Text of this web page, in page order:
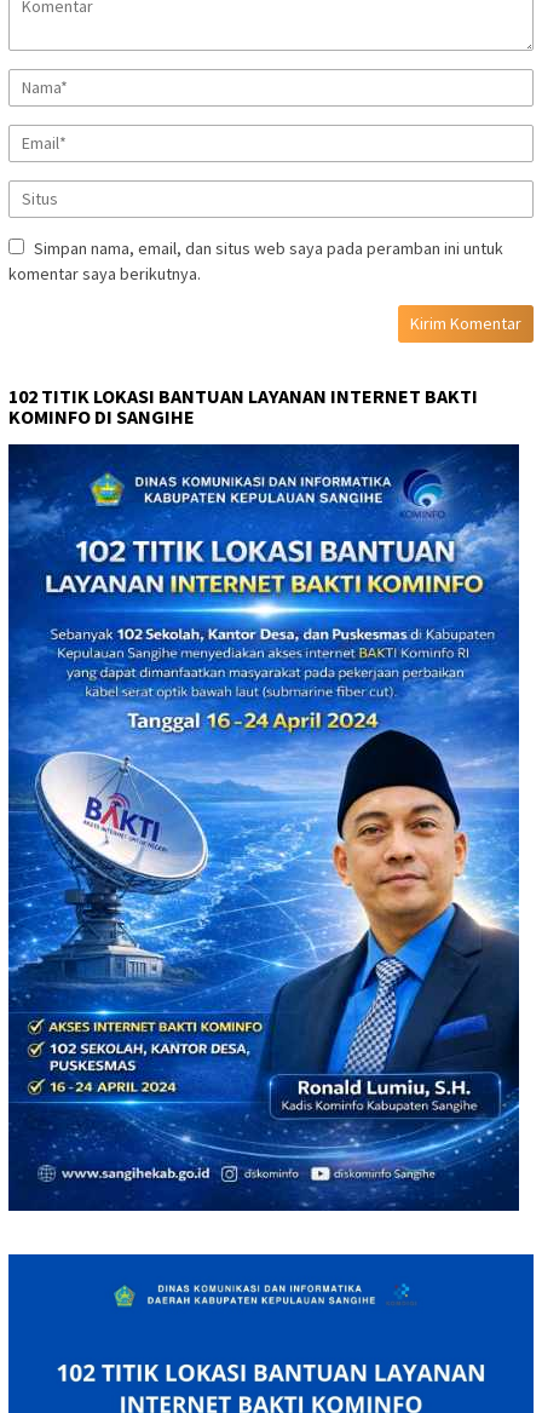
Simpan nama, email, dan situs web saya pada peramban ini untuk
komentar saya berikutnya.
102 TITIK LOKASI BANTUAN LAYANAN INTERNET BAKTI
KOMINFO DI SANGIHE